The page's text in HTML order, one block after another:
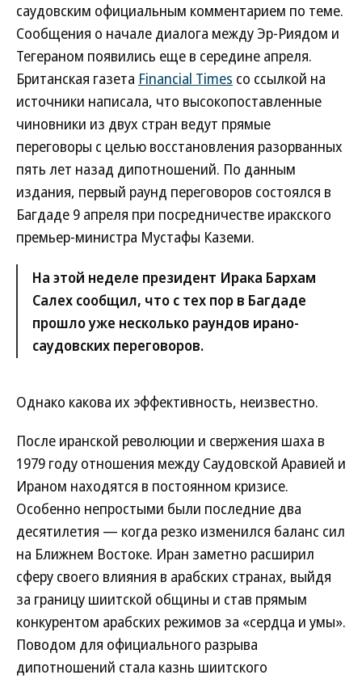
саудовским официальным комментарием по теме.
Сообщения о начале диалога между Эр-Риядом и
Тегераном появились еще в середине апреля.
Британская газета Financial Times со ссылкой на
источники написала, что высокопоставленные
чиновники из двух стран ведут прямые
переговоры с целью восстановления разорванных
пять лет назад дипотношений. По данным
издания, первый раунд переговоров состоялся в
Багдаде 9 апреля при посредничестве иракского
премьер-министра Мустафы Каземи.
На этой неделе президент Ирака Бархам
Салех сообщил, что с тех пор в Багдаде
прошло уже несколько раундов ирано-
саудовских переговоров.
Однако какова их эффективность, неизвестно.
После иранской революции и свержения шаха в
1979 году отношения между Саудовской Аравией и
Ираном находятся в постоянном кризисе.
Особенно непростыми были последние два
десятилетия — когда резко изменился баланс сил
на Ближнем Востоке. Иран заметно расширил
сферу своего влияния в арабских странах, выйдя
за границу шиитской общины и став прямым
конкурентом арабских режимов за «сердца и умы».
Поводом для официального разрыва
дипотношений стала казнь шиитского